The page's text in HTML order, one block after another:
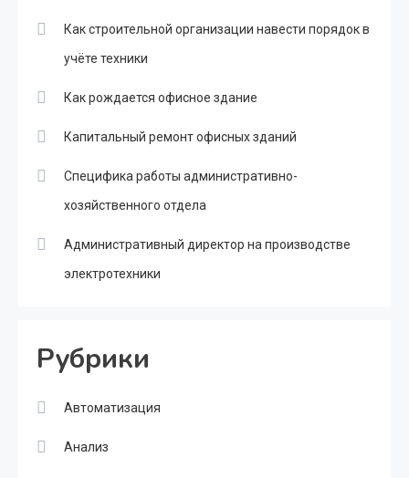
Как строительной организации навести порядок в
учёте техники
Как рождается офисное здание
Капитальный ремонт офисных зданий
Специфика работы административно-
хозяйственного отдела
Административный директор на производстве
электротехники
Рубрики
Автоматизация
Анализ